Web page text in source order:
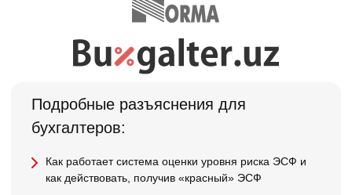
Подробные разъяснения для
бухгалтеров:
Как работает система оценки уровня риска ЭСФ и
как действовать, получив «красный» ЭСФ